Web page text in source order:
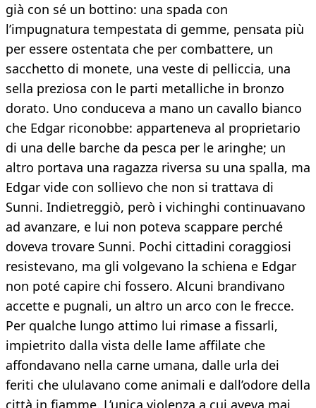
già con sé un bottino: una spada con
l’impugnatura tempestata di gemme, pensata più
per essere ostentata che per combattere, un
sacchetto di monete, una veste di pelliccia, una
sella preziosa con le parti metalliche in bronzo
dorato. Uno conduceva a mano un cavallo bianco
che Edgar riconobbe: apparteneva al proprietario
di una delle barche da pesca per le aringhe; un
altro portava una ragazza riversa su una spalla, ma
Edgar vide con sollievo che non si trattava di
Sunni. Indietreggiò, però i vichinghi continuavano
ad avanzare, e lui non poteva scappare perché
doveva trovare Sunni. Pochi cittadini coraggiosi
resistevano, ma gli volgevano la schiena e Edgar
non poté capire chi fossero. Alcuni brandivano
accette e pugnali, un altro un arco con le frecce.
Per qualche lungo attimo lui rimase a fissarli,
impietrito dalla vista delle lame affilate che
affondavano nella carne umana, dalle urla dei
feriti che ululavano come animali e dall’odore della
città in fiamme. L’unica violenza a cui aveva mai